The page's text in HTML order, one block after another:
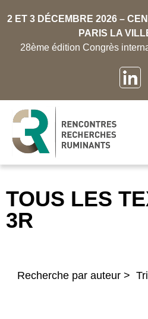
2 ET 3 DÉCEMBRE 2026 –
PARIS LA
28ème édition Congrès
TOUS LES
3R
Recherche par auteur >